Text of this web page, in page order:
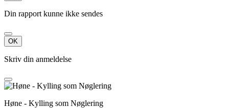
Din rapport kunne ikke sendes
OK
Skriv din anmeldelse
Høne - Kylling som Nøglering